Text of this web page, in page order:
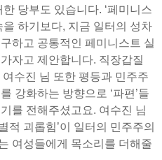
당부도 있습니다. ‘페미니스
을 하기보다, 지금 일터의 성차
하고 공통적인 페미니스트 실
자고 제안합니다. 직장갑질
수진 님 또한 평등과 민주주
강화하는 방향으로 ‘파편’들
를 전해주셨고요. 여수진 님
적 괴롭힘’이 일터의 민주주의
여성들에게 목소리를 더해줄